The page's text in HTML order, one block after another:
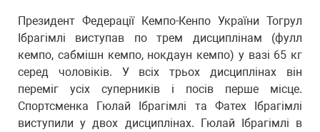
Президент Федерації Кемпо-Кенпо України Тогрул
Ібрагімлі виступав по трем дисциплінам (фулл
кемпо, сабмішн кемпо, нокдаун кемпо) у вазі 65 кг
серед чоловіків. У всіх трьох дисциплінах він
переміг усіх суперників і посів перше місце.
Спортсменка Гюлай Ібрагімлі та Фатех Ібрагімлі
виступили у двох дисциплінах. Гюлай Ібрагімлі в